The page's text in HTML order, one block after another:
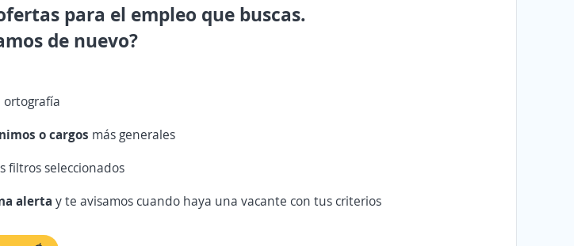
para el empleo que buscas.
de nuevo?
ortografía
o cargos más generales
filtros seleccionados
alertay te avisamos cuando haya una vacante con tus criterios